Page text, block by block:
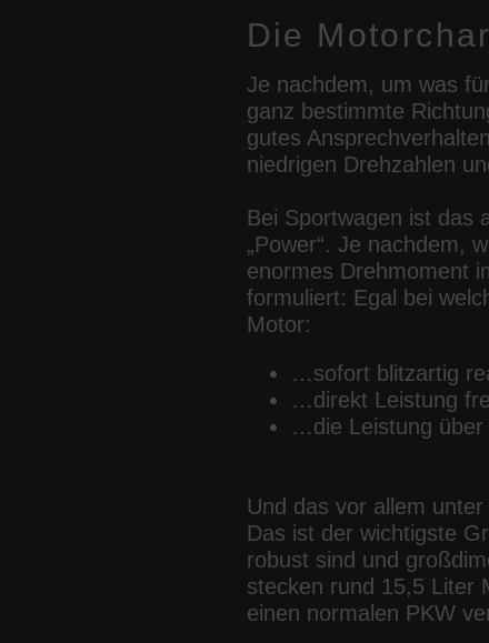
Die
Je nachdem, um was
ganz bestimmte
gutes
niedrigen Drehzahlen
Bei Sportwagen ist das
„Power“. Je nachdem,
enormes Drehmoment
formuliert: Egal bei
Motor:
…sofort blitzartig
…direkt Leistung
…die Leistung über
Und das vor allem
Das ist der wichtigste
robust sind und
stecken rund 15,5 Liter
einen normalen PKW